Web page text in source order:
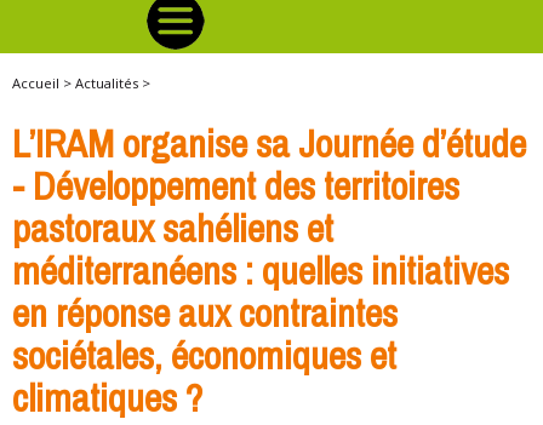
Accueil > Actualités >
L’IRAM organise sa Journée d’étude
- Développement des territoires
pastoraux sahéliens et
méditerranéens : quelles initiatives
en réponse aux contraintes
sociétales, économiques et
climatiques ?